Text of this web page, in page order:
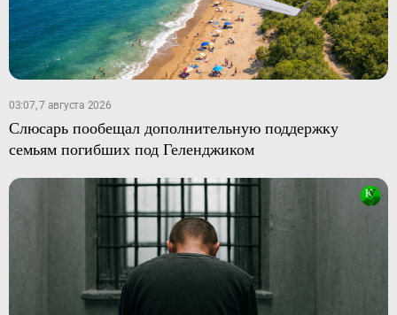
03:07, 7 августа 2026
Слюсарь пообещал дополнительную поддержку
семьям погибших под Геленджиком